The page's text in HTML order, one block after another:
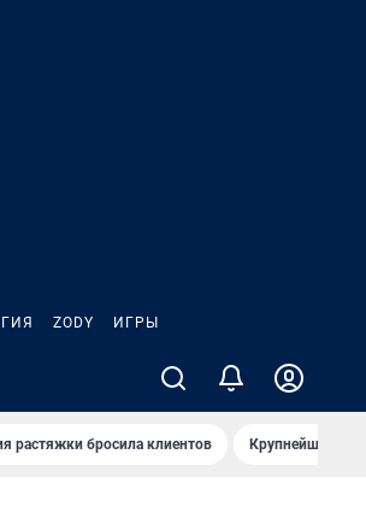
ZODY ИГРЫ
растяжки бросила клиентов Крупнейшие